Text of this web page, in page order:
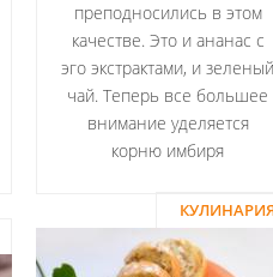
преподносились в этом
качестве. Это и ананас с
эго экстрактами, и зеленый
чай. Теперь все большее
внимание уделяется
корню имбиря